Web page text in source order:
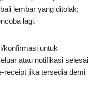
lembar yang ditolak;
lagi.
konfirmasi untuk
atau notifikasi selesai
receipt jika tersedia demi